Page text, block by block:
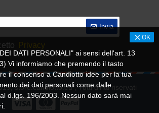
Invia
Privacy
store.candiotto.eu , Tutti diritti riservati
OK
DATI PERSONALI" ai sensi dell'art. 13
Vi informiamo che premendo il tasto
il consenso a Candiotto idee per la tua
dei dati personali come dalle
d.lgs. 196/2003. Nessun dato sarà mai